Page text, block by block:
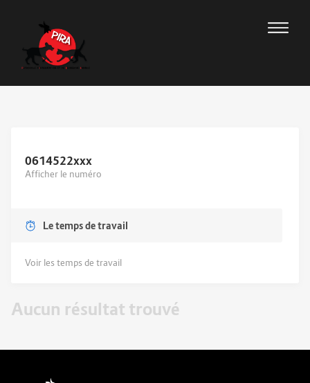
0614522xxx
Afficher le numéro
Le temps de travail
Voir les temps de travail
Aucun résultat trouvé